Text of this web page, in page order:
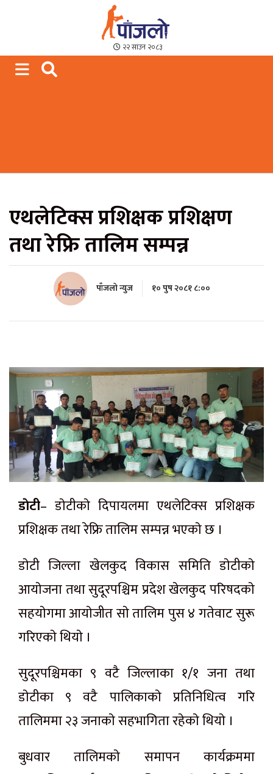
Paajalo News
We are from Far West Nepal
२२ साउन २०८३
एथलेटिक्स प्रशिक्षक प्रशिक्षण
तथा रेफ्रि तालिम सम्पन्न
पाँजलो न्युज १० पुष २०८१ ८:००
डाेटी– डाेटीकाे दिपायलमा एथलेटिक्स प्रशिक्षक
प्रशिक्षक तथा रेफ्रि तालिम सम्पन्न भएकाे छ ।
डाेटी जिल्ला खेलकुद विकास समिति डाेटीकाे
आयाेजना तथा सुदूरपश्चिम प्रदेश खेलकुद परिषदकाे
सहयाेगमा आयाेजीत साे तालिम पुस ४ गतेवाट सुरू
गरिएकाे थियाे ।
सुदूरपश्चिमका ९ वटै जिल्लाका १/१ जना तथा
डाेटीका ९ वटै पालिकाकाे प्रतिनिधित्व गरि
तालिममा २३ जनाकाे सहभागिता रहेकाे थियाे ।
बुधवार तालिमकाे समापन कार्यक्रममा